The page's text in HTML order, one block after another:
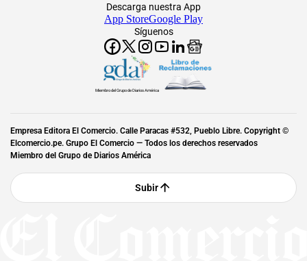
Síguenos
Descarga nuestra App
App StoreGoogle Play
Miembro del Grupo de Diarios América
Empresa Editora El Comercio. Calle Paracas #532, Pueblo Libre. Copyright ©
Elcomercio.pe. Grupo El Comercio — Todos los derechos reservados
Miembro del Grupo de Diarios América
Subir